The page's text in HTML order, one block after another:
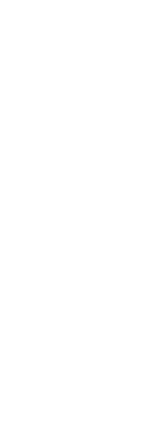
licensgivere og
inkluderer alle
og
vi leverer til dig,
vi forbeholder os
ikke udtrykkeligt er
vilkår og
dig i territoriet
en ikke-
licens til at
softwaren på den
som angivet i
relevante
udbyder, du har
sådan kopi af